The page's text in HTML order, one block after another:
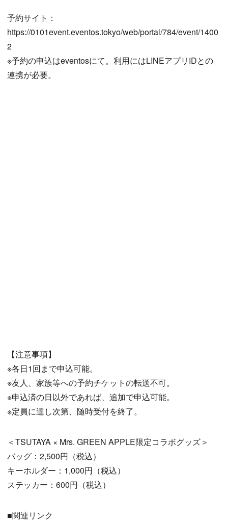
予約サイト：
https://0101event.eventos.tokyo/web/portal/784/event/1400
2
※予約の申込はeventosにて。利用にはLINEアプリIDとの
連携が必要。
【注意事項】
※各日1回まで申込可能。
※友人、家族等への予約チケットの転送不可。
※申込済の日以外であれば、追加で申込可能。
※定員に達し次第、随時受付を終了。
＜TSUTAYA × Mrs. GREEN APPLE限定コラボグッズ＞
バッグ：2,500円（税込）
キーホルダー：1,000円（税込）
ステッカー：600円（税込）
■関連リンク